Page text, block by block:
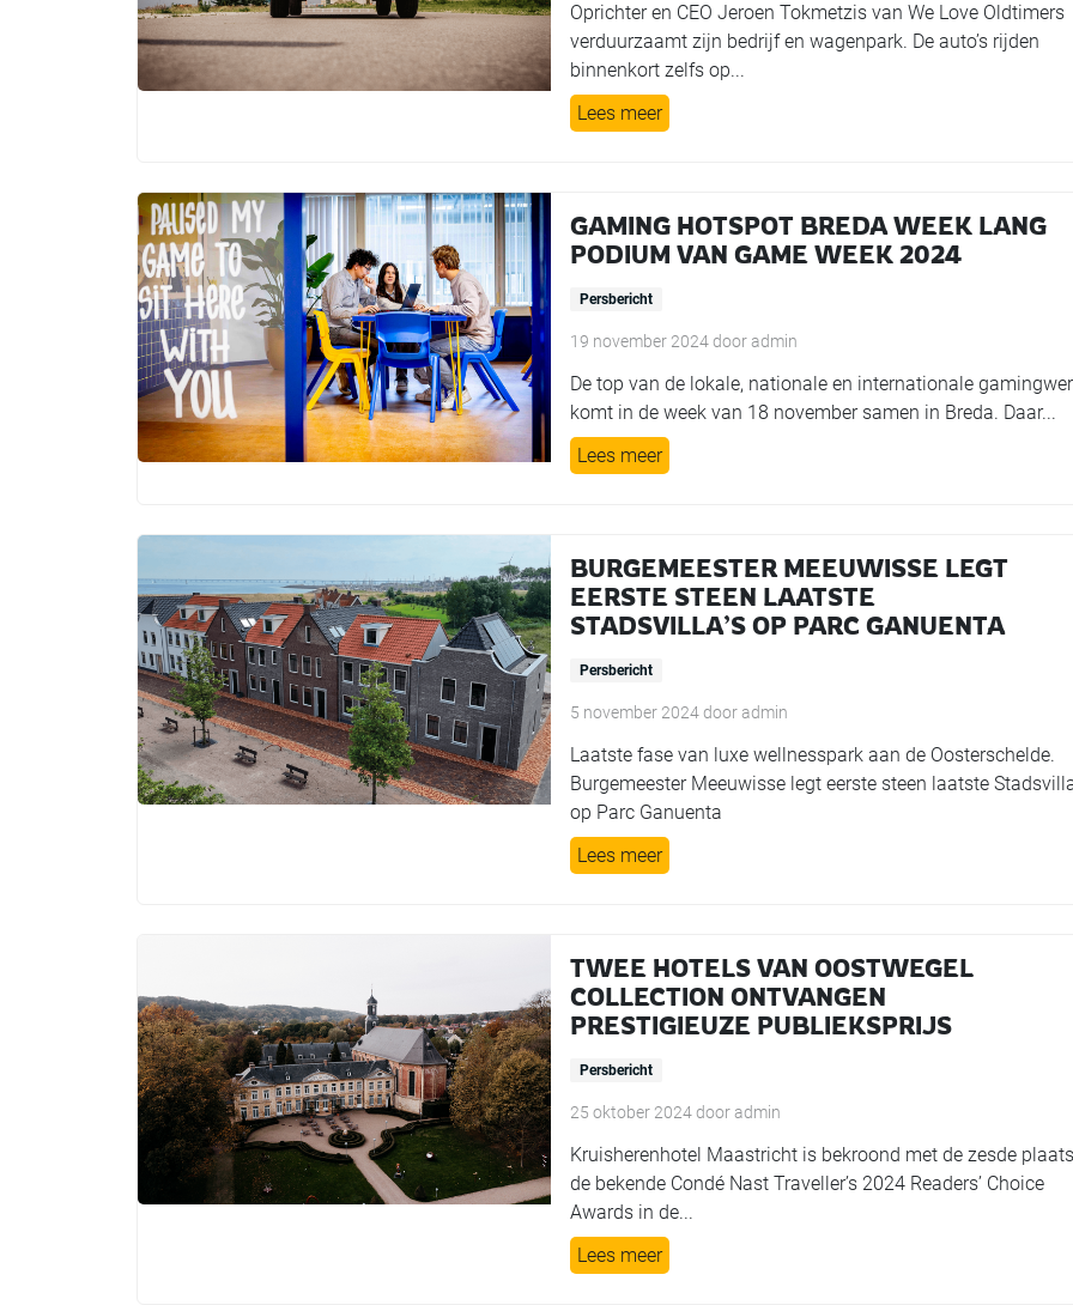
Oprichter en CEO Jeroen Tokmetzis van We Love Oldtimers
verduurzaamt zijn bedrijf en wagenpark. De auto’s rijden
binnenkort zelfs op...
Lees meer
GAMING HOTSPOT BREDA WEEK LANG
PODIUM VAN GAME WEEK 2024
Persbericht
19 november 2024dooradmin
De top van de lokale, nationale en internationale
komt in de week van 18 november samen in Breda. Daar...
Lees meer
BURGEMEESTER MEEUWISSE LEGT
EERSTE STEEN LAATSTE
STADSVILLA’S OP PARC GANUENTA
Persbericht
5 november 2024dooradmin
Laatste fase van luxe wellnesspark aan de Oosterschelde.
Burgemeester Meeuwisse legt eerste steen laatste
op Parc Ganuenta
Lees meer
TWEE HOTELS VAN OOSTWEGEL
COLLECTION ONTVANGEN
PRESTIGIEUZE PUBLIEKSPRIJS
Persbericht
25 oktober 2024dooradmin
Kruisherenhotel Maastricht is bekroond met de zesde
de bekende Condé Nast Traveller’s 2024 Readers’ Choice
Awards in de...
Lees meer